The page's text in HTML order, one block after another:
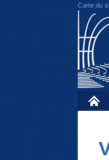
Carte du